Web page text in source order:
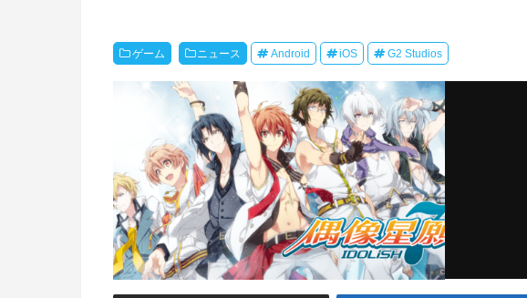
ゲーム ニュース Android iOS G2 Studios